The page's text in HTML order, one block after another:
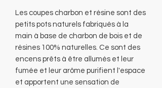
Les coupes charbon et résine sont des
petits pots naturels fabriqués à la
main à base de charbon de bois et de
résines 100% naturelles. Ce sont des
encens prêts à être allumés et leur
fumée et leur arôme purifient l'espace
et apportent une sensation de